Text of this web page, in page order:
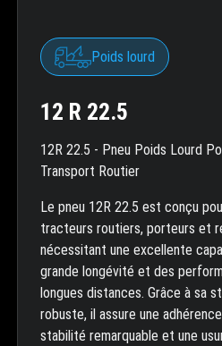
Poids lourd
12 R 22.5
12R 22.5 - Pneu Poids Lourd
Transport Routier
Le pneu 12R 22.5 est conçu
tracteurs routiers, porteurs et
nécessitant une excellente
grande longévité et des
longues distances. Grâce à sa
robuste, il assure une
stabilité remarquable et une